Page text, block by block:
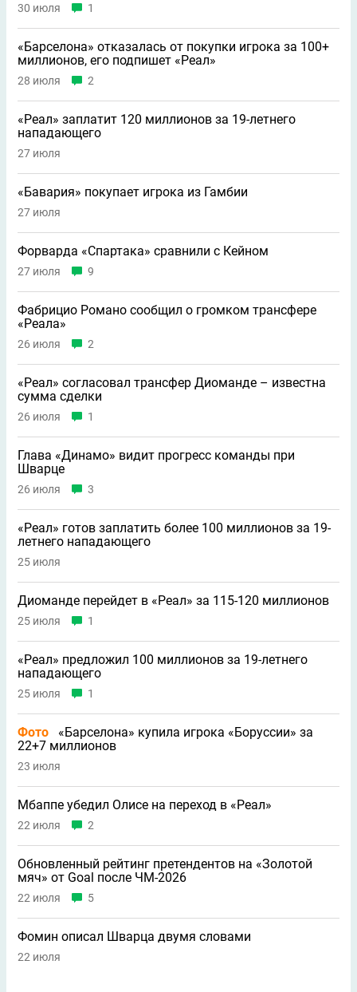
30 июля 1
«Барселона» отказалась от покупки игрока за 100+
миллионов, его подпишет «Реал»
28 июля 2
«Реал» заплатит 120 миллионов за 19-летнего
нападающего
27 июля
«Бавария» покупает игрока из Гамбии
27 июля
Форварда «Спартака» сравнили с Кейном
27 июля 9
Фабрицио Романо сообщил о громком трансфере
«Реала»
26 июля 2
«Реал» согласовал трансфер Диоманде – известна
сумма сделки
26 июля 1
Глава «Динамо» видит прогресс команды при
Шварце
26 июля 3
«Реал» готов заплатить более 100 миллионов за 19-
летнего нападающего
25 июля
Диоманде перейдет в «Реал» за 115-120 миллионов
25 июля 1
«Реал» предложил 100 миллионов за 19-летнего
нападающего
25 июля 1
Фото
«Барселона» купила игрока «Боруссии» за
22+7 миллионов
23 июля
Мбаппе убедил Олисе на переход в «Реал»
22 июля 2
Обновленный рейтинг претендентов на «Золотой
мяч» от Goal после ЧМ-2026
22 июля 5
Фомин описал Шварца двумя словами
22 июля